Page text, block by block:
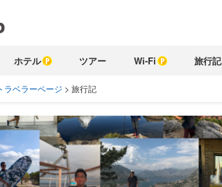
ホテル ツアー Wi-Fi 旅行記
ラベラーページ > 旅行記